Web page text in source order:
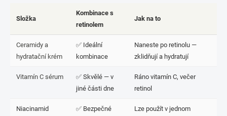
Složka
Kombinace s
retinolem
Jak na to
Ceramidy a
hydratační krém
✅ Ideální
kombinace
Naneste po retinolu —
zklidňují a hydratují
Vitamín C sérum
✅ Skvělé — v
jiné části dne
Ráno vitamín C, večer
retinol
Niacinamid ✅ Bezpečné
Lze použít v jednom